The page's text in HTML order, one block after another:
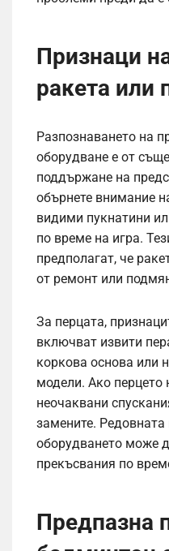
Признаци
ракета или
Разпознаването на
оборудване е от
поддържане на
обърнете внимание
видими пукнатини
по време на игра.
предполагат, че
от ремонт или
За перцата,
включват извити
коркова основа или
модели. Ако перцето
неочаквани
замените. Редовната
оборудването може
прекъсвания по
Предпазна